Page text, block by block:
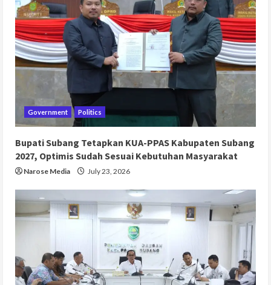
Government Politics
Bupati Subang Tetapkan KUA-PPAS Kabupaten Subang
2027, Optimis Sudah Sesuai Kebutuhan Masyarakat
Narose Media July 23, 2026